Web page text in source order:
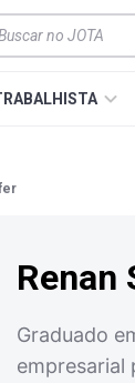
Renan
Graduado
empresarial